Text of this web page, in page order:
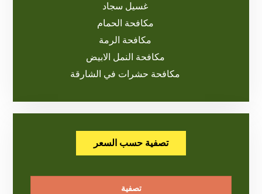
غسيل سجاد
مكافحة الحمام
مكافحة الرمة
مكافحة النمل الابيض
مكافحة حشرات في الشارقة
تصفية حسب السعر
تصفية